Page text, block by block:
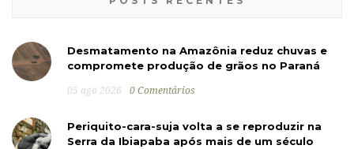
Desmatamento na Amazônia reduz chuvas e
compromete produção de grãos no Paraná
05 ago 2026 0 Comentários
Periquito-cara-suja volta a se reproduzir na
Serra da Ibiapaba após mais de um século